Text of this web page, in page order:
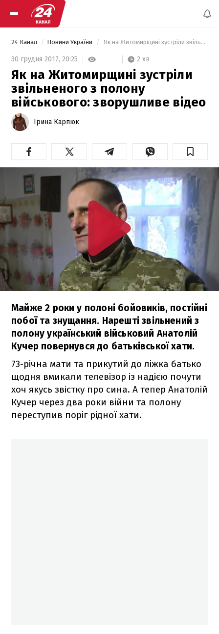
24 Канал Новини України Як на Житомирщині зустріли звільненого з полону військового: зворушливе відео
30 грудня 2017, 20:25 2 хв
Як на Житомирщині зустріли
звільненого з полону
військового: зворушливе відео
Ірина Карпюк
Майже 2 роки у полоні бойовиків, постійні
побої та знущання. Нарешті звільнений з
полону український військовий Анатолій
Кучер повернувся до батьківської хати.
73-річна мати та прикутий до ліжка батько
щодня вмикали телевізор із надією почути
хоч якусь звістку про сина. А тепер Анатолій
Кучер через два роки війни та полону
переступив поріг рідної хати.